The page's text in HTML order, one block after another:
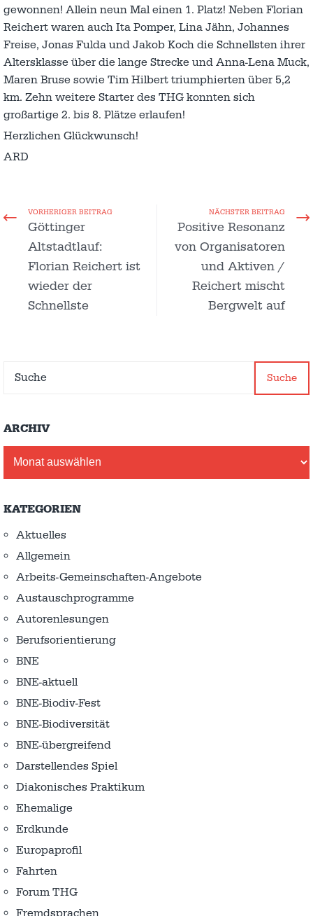
gewonnen! Allein neun Mal einen 1. Platz! Neben Florian
Reichert waren auch Ita Pomper, Lina Jähn, Johannes
Freise, Jonas Fulda und Jakob Koch die Schnellsten ihrer
Altersklasse über die lange Strecke und Anna-Lena Muck,
Maren Bruse sowie Tim Hilbert triumphierten über 5,2
km. Zehn weitere Starter des THG konnten sich
großartige 2. bis 8. Plätze erlaufen!
Herzlichen Glückwunsch!
ARD
VORHERIGER BEITRAG
Göttinger
Altstadtlauf:
Florian Reichert ist
wieder der
Schnellste
NÄCHSTER BEITRAG
Positive Resonanz
von Organisatoren
und Aktiven /
Reichert mischt
Bergwelt auf
Suche
ARCHIV
KATEGORIEN
Aktuelles
Allgemein
Arbeits-Gemeinschaften-Angebote
Austausch­programme
Autorenlesungen
Berufsorientierung
BNE
BNE-aktuell
BNE-Biodiv-Fest
BNE-Biodiversität
BNE-übergreifend
Darstellendes Spiel
Diakonisches Praktikum
Ehemalige
Erdkunde
Europaprofil
Fahrten
Forum THG
Fremdsprachen